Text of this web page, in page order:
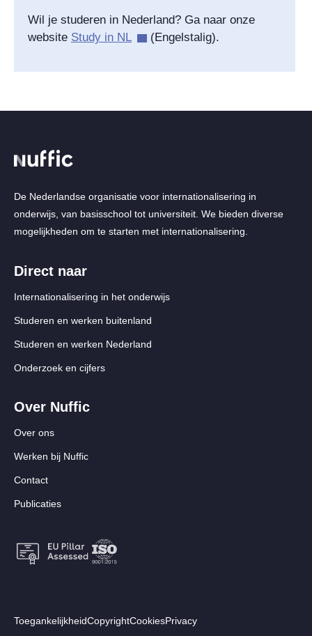
Wil je studeren in Nederland? Ga naar onze
website Study in NL (Engelstalig).
De Nederlandse organisatie voor internationalisering in
onderwijs, van basisschool tot universiteit. We bieden diverse
mogelijkheden om te starten met internationalisering.
Direct naar
Internationalisering in het onderwijs
Studeren en werken buitenland
Studeren en werken Nederland
Onderzoek en cijfers
Over Nuffic
Over ons
Werken bij Nuffic
Contact
Publicaties
Footer:
ToegankelijkheidCopyrightCookiesPrivacy